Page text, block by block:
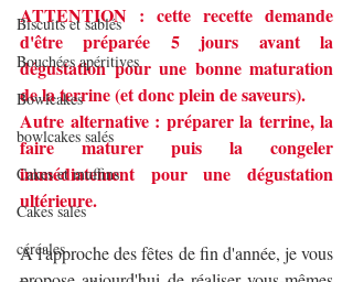
Biscuits et sablés
Bouchées apéritives
Bowlcakes
bowlcakes salés
Cakes et muffins
Cakes salés
céréales
ATTENTION : cette recette demande
d'être préparée 5 jours avant la
dégustation pour une bonne maturation
de la terrine (et donc plein de saveurs).
Autre alternative : préparer la terrine, la
faire maturer puis la congeler
immédiatement pour une dégustation
ultérieure.
A l'approche des fêtes de fin d'année, je vous